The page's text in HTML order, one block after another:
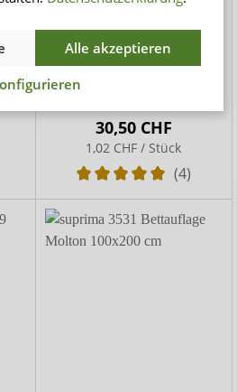
Dailee Bed Premium Air
60 x 90 cm
Einwegunterlagen bei
Brandwunden
30,50 CHF
1,02 CHF / Stück
(4)
Alle akzeptieren